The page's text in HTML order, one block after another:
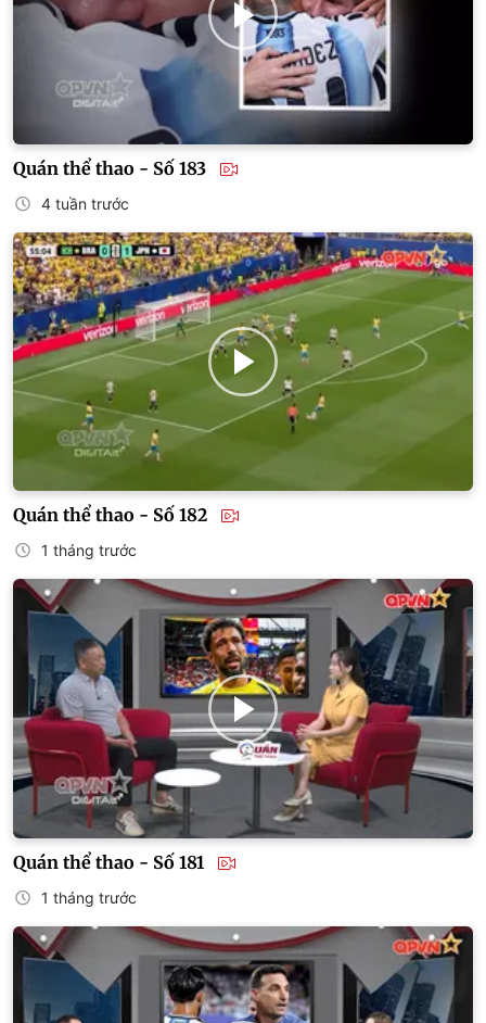
Quán thể thao - Số 183
4 tuần trước
Quán thể thao - Số 182
1 tháng trước
Quán thể thao - Số 181
1 tháng trước